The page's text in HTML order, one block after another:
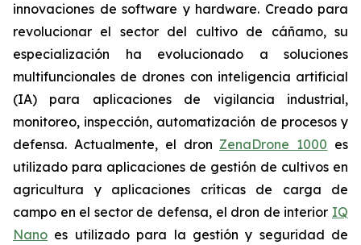
innovaciones de software y hardware. Creado para
revolucionar el sector del cultivo de cáñamo, su
especialización ha evolucionado a soluciones
multifuncionales de drones con inteligencia artificial
(IA) para aplicaciones de vigilancia industrial,
monitoreo, inspección, automatización de procesos y
defensa. Actualmente, el dron ZenaDrone 1000 es
utilizado para aplicaciones de gestión de cultivos en
agricultura y aplicaciones críticas de carga de
campo en el sector de defensa, el dron de interior IQ
Nano es utilizado para la gestión y seguridad de